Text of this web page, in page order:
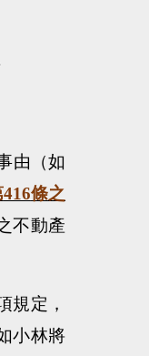
由（如
416條之
不動產
規定，
小林將